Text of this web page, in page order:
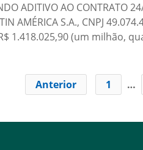
ADITIVO AO
AMÉRICA S.A., CNPJ
1.418.025,90 (um milhão,
Anterior 1 …